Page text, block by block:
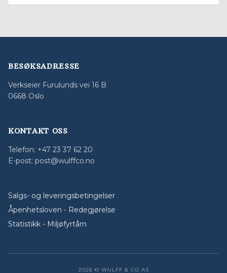
BESØKSADRESSE
Verkseier Furulunds vei 16 B
0668 Oslo
KONTAKT OSS
Telefon: +47 23 37 62 20
E-post: post@wulffco.no
Salgs- og leveringsbetingelser
Åpenhetsloven - Redegjørelse
Statistikk - Miljøfyrtårn
2026 © WULFF & CO AS